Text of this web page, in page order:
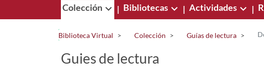
Colección | Bibliotecas | Actividades |
Biblioteca Virtual Colección Guías de lectura
Guies de lectura